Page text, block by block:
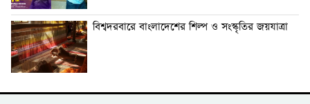
বিশ্বদরবারে বাংলাদেশের শিল্প ও সংস্কৃতির জয়যাত্রা